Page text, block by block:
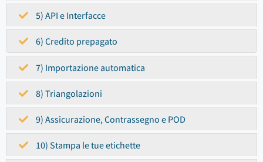
5) API e Interfacce
6) Credito prepagato
7) Importazione automatica
8) Triangolazioni
9) Assicurazione, Contrassegno e POD
10) Stampa le tue etichette